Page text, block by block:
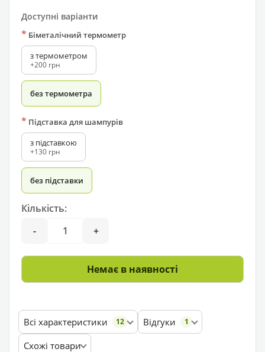
Доступні варіанти
* Біметалічний термометр
з термометром
+200 грн
без термометра
* Підставка для шампурів
з підставкою
+130 грн
без підставки
Кількість:
-
+
Немає в наявності
Всі характеристики 12 Відгуки 1
Схожі товари